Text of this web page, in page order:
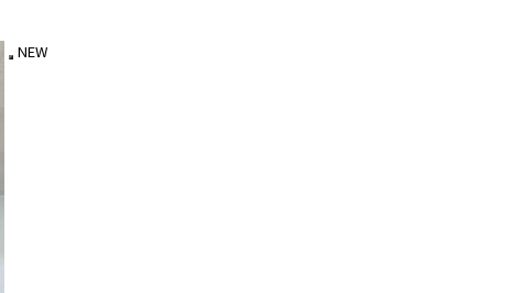
NEW